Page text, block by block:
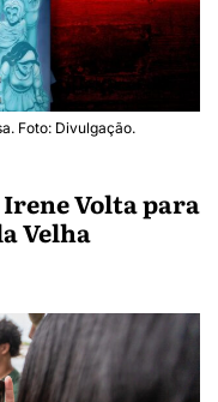
Foto: Divulgação.
Irene Volta para
Velha